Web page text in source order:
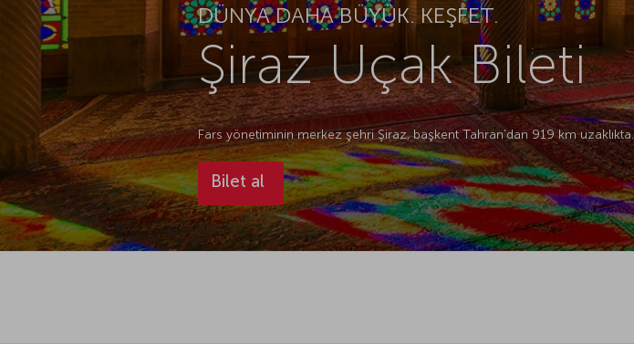
DÜNYA DAHA BÜYÜK. KEŞFET.
Şiraz Uçak Bileti
Fars yönetiminin merkez şehri Şiraz, başkent Tahran’dan 919 km uzaklıkta.
Bilet al